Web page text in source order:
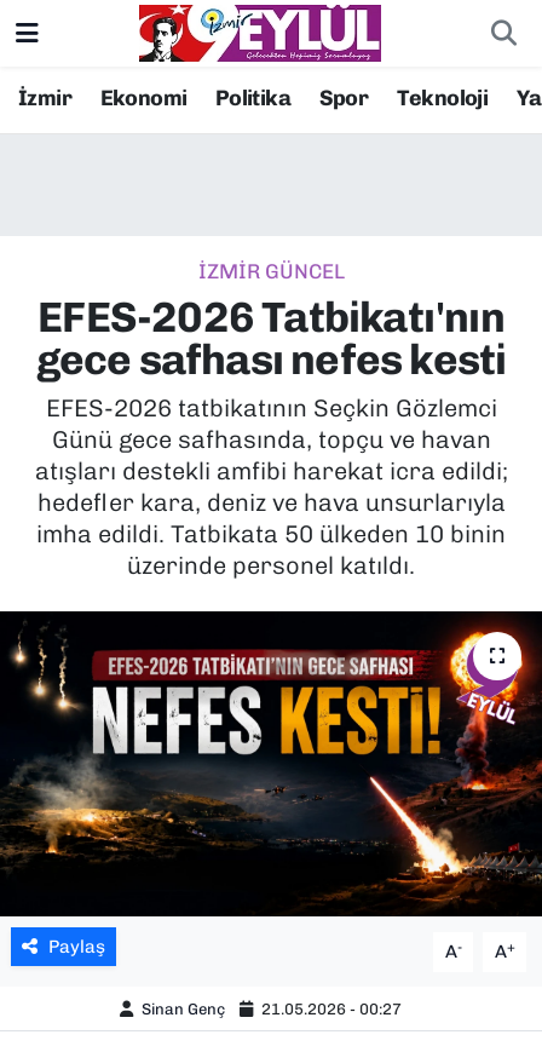
İzmir Ekonomi Politika Spor Teknoloji
İZMİR GÜNCEL
EFES-2026 Tatbikatı'nın
gece safhası nefes kesti
EFES-2026 tatbikatının Seçkin Gözlemci
Günü gece safhasında, topçu ve havan
atışları destekli amfibi harekat icra edildi;
hedefler kara, deniz ve hava unsurlarıyla
imha edildi. Tatbikata 50 ülkeden 10 binin
üzerinde personel katıldı.
Paylaş A- A+
Sinan Genç 21.05.2026 - 00:27
Resmi İlanlar
EKONOMİ
KÜLTÜR SANAT
MAGAZİN
POLİTİKA
SPOR
TEKNOLOJİ
YAŞAM
YEREL YÖNETİMLER
Konak Nöbetçi Eczaneler
Süper Lig Puan Durumu ve Fikstür
Tüm Manşetler
Son Dakika Haberleri
Haber Arşivi